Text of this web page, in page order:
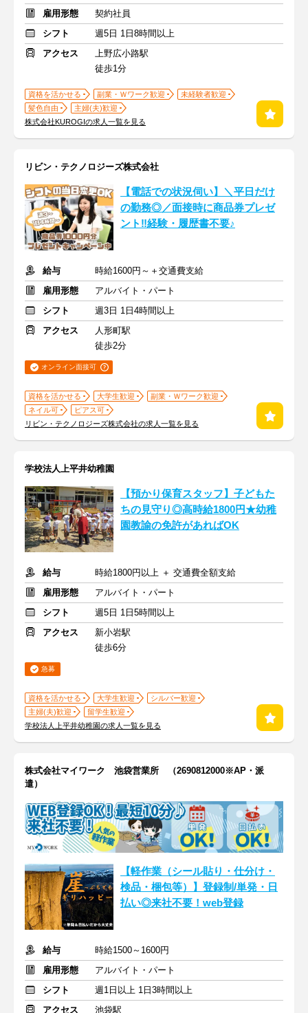
雇用形態
契約社員
シフト
週5日 1日8時間以上
アクセス
上野広小路駅
徒歩1分
資格を活かせる 副業・Ｗワーク歓迎
未経験者歓迎
髪色自由
主婦(夫)歓迎
株式会社KUROGIの求人一覧を見る
リビン・テクノロジーズ株式会社
【電話での状況伺い】＼平日だけ
の勤務◎／面接時に商品券プレゼ
ント‼経験・履歴書不要♪
給与
時給1600円～＋交通費支給
雇用形態
アルバイト・パート
シフト
週3日 1日4時間以上
アクセス
人形町駅
徒歩2分
オンライン面接可
資格を活かせる 大学生歓迎
副業・Ｗワーク歓迎
ネイル可
ピアス可
リビン・テクノロジーズ株式会社の求人一覧を見る
学校法人上平井幼稚園
【預かり保育スタッフ】子どもた
ちの見守り◎高時給1800円★幼稚
園教諭の免許があればOK
給与
時給1800円以上 ＋ 交通費全額支給
雇用形態
アルバイト・パート
シフト
週5日 1日5時間以上
アクセス
新小岩駅
徒歩6分
急募
資格を活かせる 大学生歓迎
シルバー歓迎
主婦(夫)歓迎
留学生歓迎
学校法人上平井幼稚園の求人一覧を見る
株式会社マイワーク 池袋営業所 （2690812000※AP・派
遣）
【軽作業（シール貼り・仕分け・
検品・梱包等）】登録制/単発・日
払い◎来社不要！web登録
給与
時給1500～1600円
雇用形態
アルバイト・パート
シフト
週1日以上 1日3時間以上
アクセス
池袋駅